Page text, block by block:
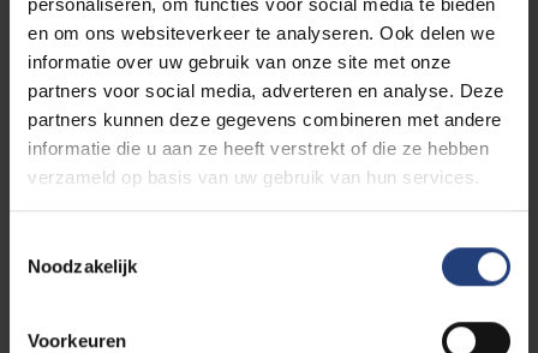
en om ons websiteverkeer te analyseren. Ook delen we
informatie over uw gebruik van onze site met onze
partners voor social media, adverteren en analyse. Deze
partners kunnen deze gegevens combineren met andere
informatie die u aan ze heeft verstrekt of die ze hebben
verzameld op basis van uw gebruik van hun services.
Noodzakelijk
Voorkeuren
Andere beroepsverhalen van oud-
studenten